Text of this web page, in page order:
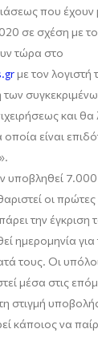
που έχουν
σε σχέση με
τώρα στο
με τον λογιστή
συγκεκριμένω
και
είναι
υποβληθεί 7.000
οι
την
ημερομηνία
τους. Οι
μέσα στις
στιγμή
κάποιος να